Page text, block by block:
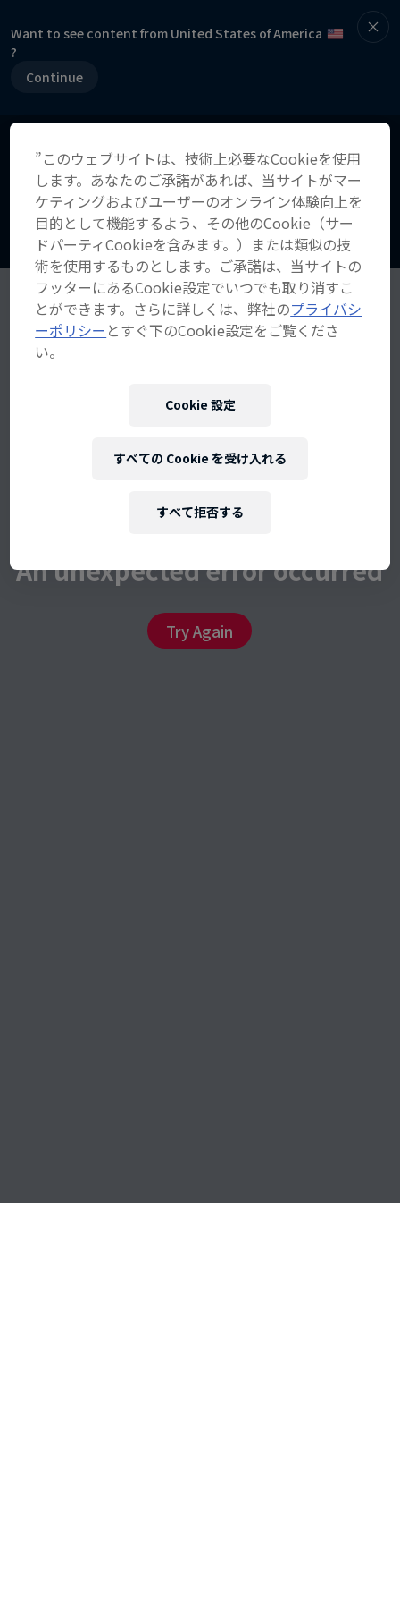
Want to see content from United States of America
?
Continue
An unexpected error occurred
Try Again
”このウェブサイトは、技術上必要なCookieを使用
します。あなたのご承諾があれば、当サイトがマー
ケティングおよびユーザーのオンライン体験向上を
目的として機能するよう、その他のCookie（サー
ドパーティCookieを含みます。）または類似の技
術を使用するものとします。ご承諾は、当サイトの
フッターにあるCookie設定でいつでも取り消すこ
とができます。さらに詳しくは、弊社のプライバシ
ーポリシー とすぐ下のCookie設定をご覧くださ
い。
Cookie 設定
すべて拒否する
すべての Cookie を受け入れる